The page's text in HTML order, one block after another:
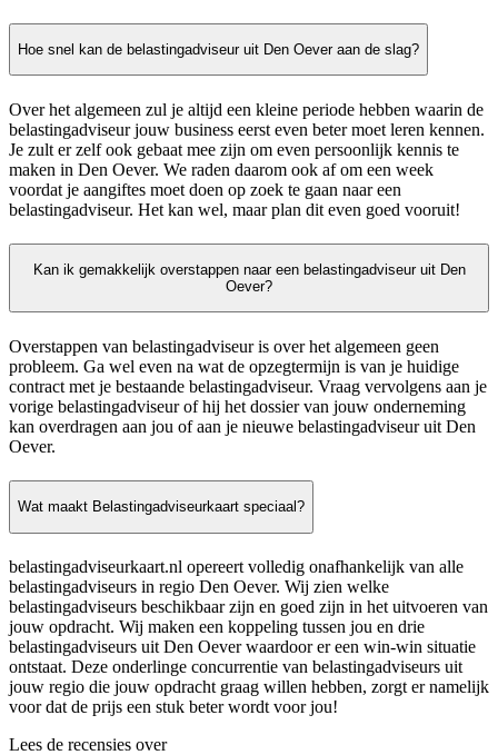
Hoe snel kan de belastingadviseur uit Den Oever aan de slag?
Over het algemeen zul je altijd een kleine periode hebben waarin de
belastingadviseur jouw business eerst even beter moet leren kennen.
Je zult er zelf ook gebaat mee zijn om even persoonlijk kennis te
maken in Den Oever. We raden daarom ook af om een week
voordat je aangiftes moet doen op zoek te gaan naar een
belastingadviseur. Het kan wel, maar plan dit even goed vooruit!
Kan ik gemakkelijk overstappen naar een belastingadviseur uit Den
Oever?
Overstappen van belastingadviseur is over het algemeen geen
probleem. Ga wel even na wat de opzegtermijn is van je huidige
contract met je bestaande belastingadviseur. Vraag vervolgens aan je
vorige belastingadviseur of hij het dossier van jouw onderneming
kan overdragen aan jou of aan je nieuwe belastingadviseur uit Den
Oever.
Wat maakt Belastingadviseurkaart speciaal?
belastingadviseurkaart.nl opereert volledig onafhankelijk van alle
belastingadviseurs in regio Den Oever. Wij zien welke
belastingadviseurs beschikbaar zijn en goed zijn in het uitvoeren van
jouw opdracht. Wij maken een koppeling tussen jou en drie
belastingadviseurs uit Den Oever waardoor er een win-win situatie
ontstaat. Deze onderlinge concurrentie van belastingadviseurs uit
jouw regio die jouw opdracht graag willen hebben, zorgt er namelijk
voor dat de prijs een stuk beter wordt voor jou!
Lees de recensies over